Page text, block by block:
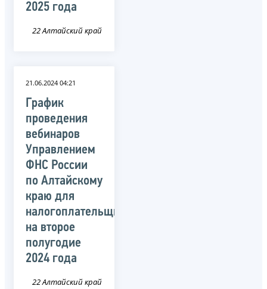
2025 года
22 Алтайский край
21.06.2024 04:21
График
проведения
вебинаров
Управлением
ФНС России
по Алтайскому
краю для
налогоплательщиков
на второе
полугодие
2024 года
22 Алтайский край